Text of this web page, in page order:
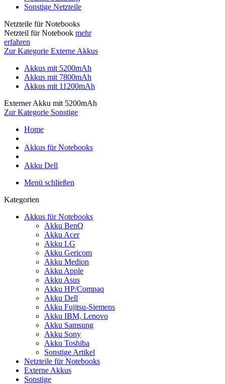
Sonstige Netzteile
Netzteile für Notebooks
Netzteil für Notebook mehr
erfahren
Zur Kategorie Externe Akkus
Akkus mit 5200mAh
Akkus mit 7800mAh
Akkus mit 11200mAh
Externer Akku mit 5200mAh
Zur Kategorie Sonstige
Home
Akkus für Notebooks
Akku Dell
Menü schließen
Kategorien
Akkus für Notebooks
Akku BenQ
Akku Acer
Akku LG
Akku Gericom
Akku Medion
Akku Apple
Akku Asus
Akku HP/Compaq
Akku Dell
Akku Fujitsu-Siemens
Akku IBM, Lenovo
Akku Samsung
Akku Sony
Akku Toshiba
Sonstige Artikel
Netzteile für Notebooks
Externe Akkus
Sonstige